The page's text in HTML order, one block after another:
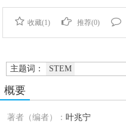
收藏(1) 推荐(0)
主题词： STEM
概要
著者（编者）： 叶兆宁